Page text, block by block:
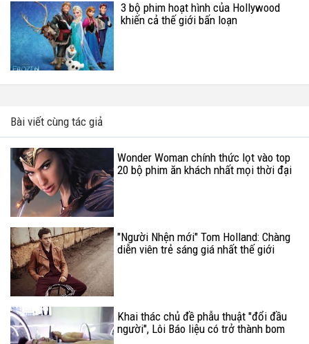
3 bộ phim hoạt hình của Hollywood
khiến cả thế giới bấn loạn
Bài viết cùng tác giả
Wonder Woman chính thức lọt vào top
20 bộ phim ăn khách nhất mọi thời đại
"Người Nhện mới" Tom Holland: Chàng
diễn viên trẻ sáng giá nhất thế giới
Khai thác chủ đề phẫu thuật "đổi đầu
người", Lôi Báo liệu có trở thành bom